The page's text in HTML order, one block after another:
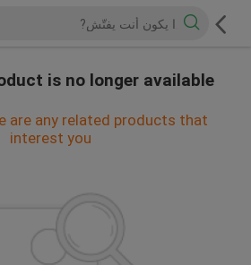
is no longer available.
are any related products that
interest you